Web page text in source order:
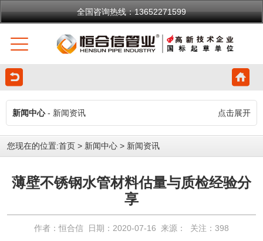
全国咨询热线：13652271599
新闻中心- 新闻资讯 点击展开
您现在的位置:首页 > 新闻中心 > 新闻资讯
薄壁不锈钢水管材料估量与质检经验分
享
作者：恒合信 日期：2020-07-16 来源： 关注： 398